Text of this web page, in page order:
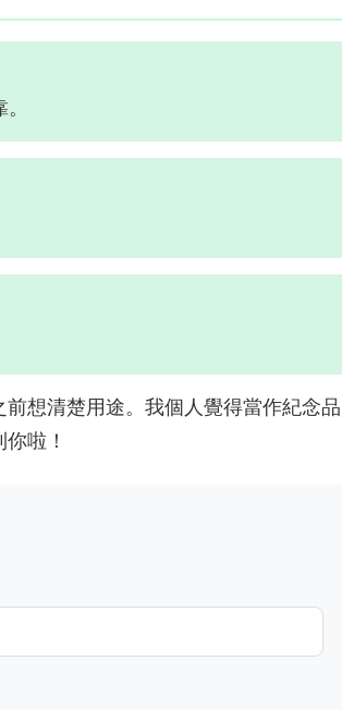
想清楚用途。我個人覺得當作紀念品
啦！